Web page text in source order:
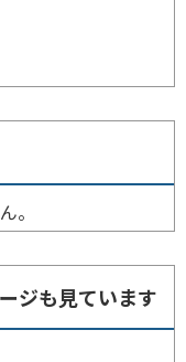
。
ジも見ています